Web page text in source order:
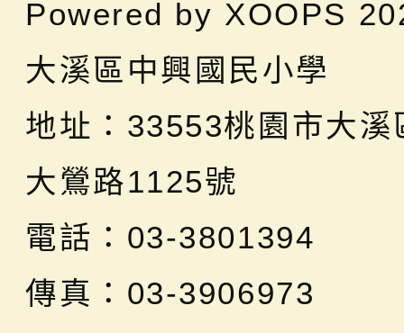
Powered by XOOPS
大溪區中興國民小學
地址： 33553桃園市大溪
大鶯路1125號
電話：03-3801394
傳真：03-3906973